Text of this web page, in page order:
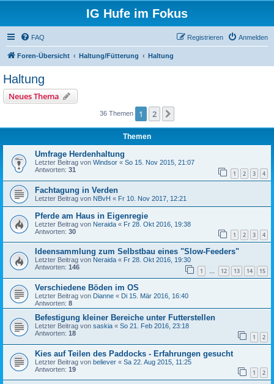
IG Hufe im Fokus
FAQ Anmelden
Registrieren
Foren-Übersicht Haltung/Fütterung Haltung
Haltung
Neues Thema
36 Themen 1 2
Themen
Umfrage Herdenhaltung
Letzter Beitrag von Windsor « So 15. Nov 2015, 21:07
Antworten: 31 1 2 3 4
Fachtagung in Verden
Letzter Beitrag von NBvH « Fr 10. Nov 2017, 12:21
Pferde am Haus in Eigenregie
Letzter Beitrag von Neraida « Fr 28. Okt 2016, 19:38
Antworten: 30 1 2 3 4
Ideensammlung zum Selbstbau eines "Slow-Feeders"
Letzter Beitrag von Neraida « Fr 28. Okt 2016, 19:30
Antworten: 146 1 … 12 13 14 15
Verschiedene Böden im OS
Letzter Beitrag von Dianne « Di 15. Mär 2016, 16:40
Antworten: 8
Befestigung kleiner Bereiche unter Futterstellen
Letzter Beitrag von saskia « So 21. Feb 2016, 23:18
Antworten: 18 1 2
Kies auf Teilen des Paddocks - Erfahrungen gesucht
Letzter Beitrag von believer « Sa 22. Aug 2015, 11:25
Antworten: 19 1 2